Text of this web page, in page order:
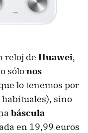
reloj de Huawei,
sólonos
lo tenemos por
habituales), sino
báscula
en 19,99 euros